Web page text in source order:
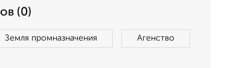
(0)
Земля промназначения Агенство